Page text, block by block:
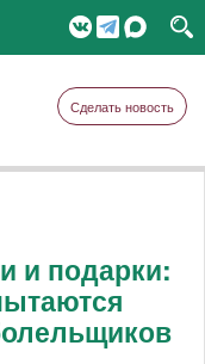
Сделать новость
и подарки: